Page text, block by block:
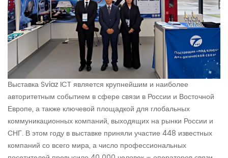
Выставка Sviaz ICT является крупнейшим и наиболее
авторитетным событием в сфере связи в России и Восточной
Европе, а также ключевой площадкой для глобальных
коммуникационных компаний, выходящих на рынки России и
СНГ. В этом году в выставке приняли участие 448 известных
компаний со всего мира, а число профессиональных